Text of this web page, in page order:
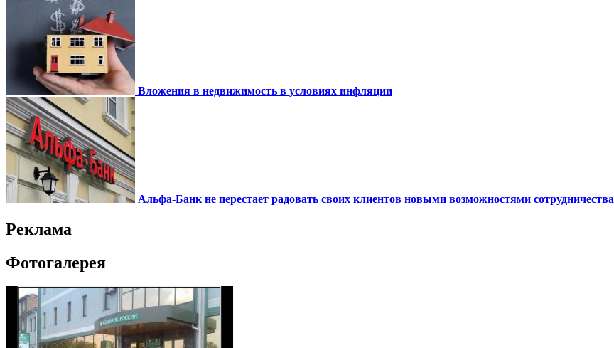
Вложения в недвижимость в условиях инфляции
Альфа-Банк не перестает радовать своих клиентов новыми возможностями сотрудничества
Реклама
Фотогалерея